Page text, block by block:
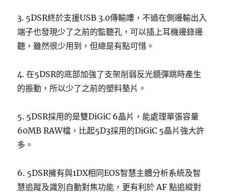
3. 5DSR終於支援USB 3.0傳輸嘍，不過在側邊輸出入
端子也發現少了之前的監聽孔，可以插上耳機邊錄邊
聽，雖然很少用到，但總是有點可惜。
4. 在5DSR的底部加強了支架削弱反光鏡彈跳時產生
的振動，所以少了之前的塑料墊片。
5. 5DSR採用的是雙DiGiC 6晶片，能處理單張容量
60MB RAW檔，比起5D3採用的DiGiC 5晶片強大許
多。
6. 5DSR擁有與1DX相同EOS智慧主體分析系統及智
慧追蹤及識別自動對焦功能，更有利於 AF 點追縱對